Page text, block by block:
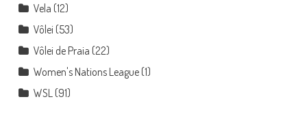
Vela (12)
Vôlei (53)
Vôlei de Praia (22)
Women's Nations League(1)
WSL (91)